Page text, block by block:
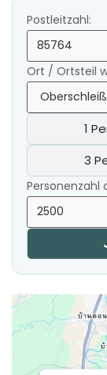
Postleitzahl:
Ort / Ortsteil
1
3
Personenzahl